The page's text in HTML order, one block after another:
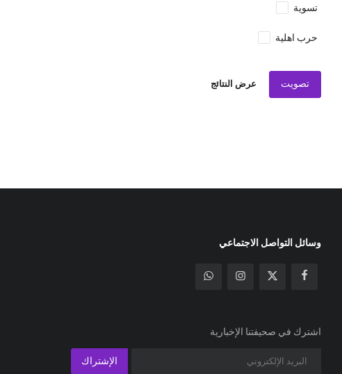
تسوية
حرب اهلية
تصويت عرض النتائج
وسائل التواصل الاجتماعي
اشترك في صحيفتنا الإخبارية
الإشتراك